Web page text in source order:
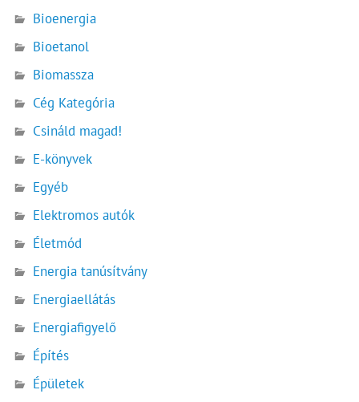
Bioenergia
Bioetanol
Biomassza
Cég Kategória
Csináld magad!
E-könyvek
Egyéb
Elektromos autók
Életmód
Energia tanúsítvány
Energiaellátás
Energiafigyelő
Építés
Épületek